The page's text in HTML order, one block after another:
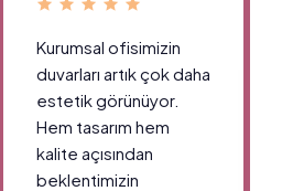
Kurumsal ofisimizin
duvarları artık çok daha
estetik görünüyor.
Hem tasarım hem
kalite açısından
beklentimizin